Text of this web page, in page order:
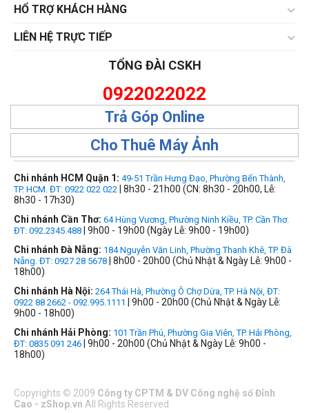
HỔ TRỢ KHÁCH HÀNG
LIÊN HỆ TRỰC TIẾP
TỔNG ĐÀI CSKH
0922022022
Trả Góp Online
Cho Thuê Máy Ảnh
Chi nhánh HCM Quận 1: 49-51 Trần Hưng Đạo, Phường Bến Thành,
TP. HCM. ĐT: 0922 022 022 | 8h30 - 21h00 (CN: 8h30 - 20h00, Lễ:
8h30 - 17h30)
Chi nhánh Cần Thơ: 64 Hùng Vương, Phường Ninh Kiều, TP. Cần Thơ.
ĐT: 092.2345.488 | 9h00 - 19h00 (Ngày Lễ: 9h00 - 19h00)
Chi nhánh Đà Nẵng: 184 Nguyễn Văn Linh, Phường Thanh Khê, TP. Đà
Nẵng. ĐT: 0927 28 5678 | 8h00 - 20h00 (Chủ Nhật & Ngày Lễ: 9h00 -
18h00)
Chi nhánh Hà Nội: 264 Thái Hà, Phường Ô Chợ Dừa, TP. Hà Nội, ĐT:
0922 88 2662 - 092.995.1111
| 9h00 - 20h00 (Chủ Nhật & Ngày Lễ:
9h00 - 18h00)
Chi nhánh Hải Phòng: 101 Trần Phú, Phường Gia Viên, TP. Hải Phòng,
ĐT: 0835 091 246 | 9h00 - 20h00 (Chủ Nhật & Ngày Lễ: 9h00 -
18h00)
Copyrights © 2009 Công ty CPTM & DV Công nghệ số Đỉnh
Cao - zShop.vn All Rights Reserved